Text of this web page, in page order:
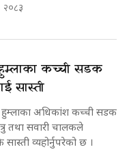
२०८३
कच्ची सडक
सास्ती
हुम्लाका अधिकांश कच्ची सडक
तथा सवारी चालकले
व्यहोर्नुपरेको छ ।